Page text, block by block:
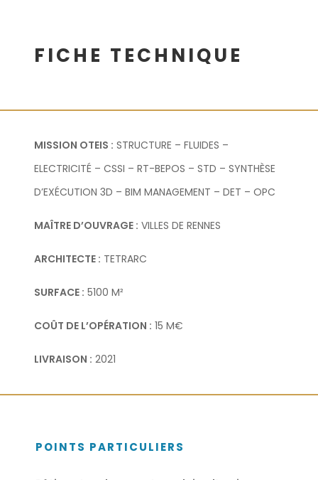
FICHE TECHNIQUE
MISSION OTEIS : STRUCTURE – FLUIDES –
ELECTRICITÉ – CSSI – RT-BEPOS – STD – SYNTHÈSE
D’EXÉCUTION 3D – BIM MANAGEMENT – DET – OPC
MAÎTRE D’OUVRAGE : VILLES DE RENNES
ARCHITECTE : TETRARC
SURFACE : 5100 M²
COÛT DE L’OPÉRATION : 15 M€
LIVRAISON : 2021
POINTS PARTICULIERS